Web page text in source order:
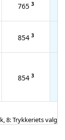
765 3
854 3
854 3
8: Trykkeriets valg